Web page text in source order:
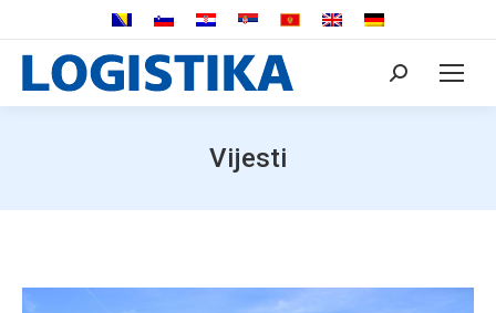
Search:
Vijesti